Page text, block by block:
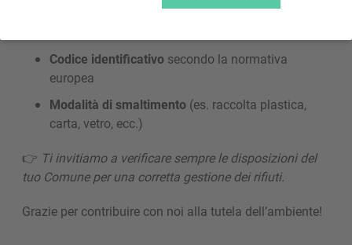
Codice identificativo secondo la normativa
europea
Modalità di smaltimento (es. raccolta plastica,
carta, vetro, ecc.)
👉 Ti invitiamo a verificare sempre le disposizioni del
tuo Comune per una corretta gestione dei rifiuti.
Grazie per contribuire con noi alla tutela dell’ambiente!